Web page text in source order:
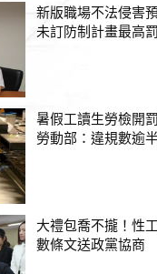
新版職場不法侵害
未訂防制計畫最高
暑假工讀生勞檢開
勞動部：違規數逾
大禮包喬不攏！性
數條文送政黨協商